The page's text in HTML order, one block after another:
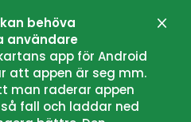
behöva
användare
app för Android
att appen är seg mm.
man raderar appen
fall och laddar ned